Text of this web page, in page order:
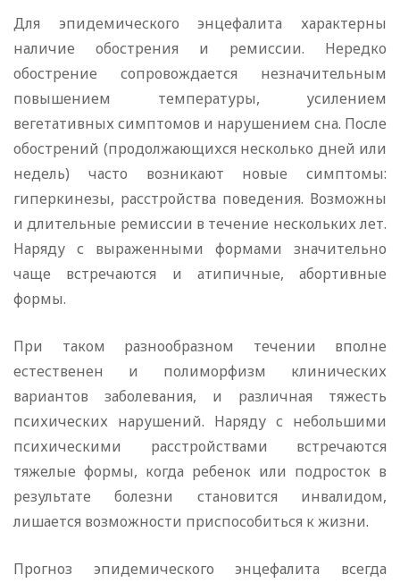
Для эпидемического энцефалита характерны
наличие обострения и ремиссии. Нередко
обострение сопровождается незначительным
повышением температуры, усилением
вегетативных симптомов и нарушением сна. После
обострений (продолжающихся несколько дней или
недель) часто возникают новые симптомы:
гиперкинезы, расстройства поведения. Возможны
и длительные ремиссии в течение нескольких лет.
Наряду с выраженными формами значительно
чаще встречаются и атипичные, абортивные
формы.
При таком разнообразном течении вполне
естественен и полиморфизм клинических
вариантов заболевания, и различная тяжесть
психических нарушений. Наряду с небольшими
психическими расстройствами встречаются
тяжелые формы, когда ребенок или подросток в
результате болезни становится инвалидом,
лишается возможности приспособиться к жизни.
Прогноз эпидемического энцефалита всегда